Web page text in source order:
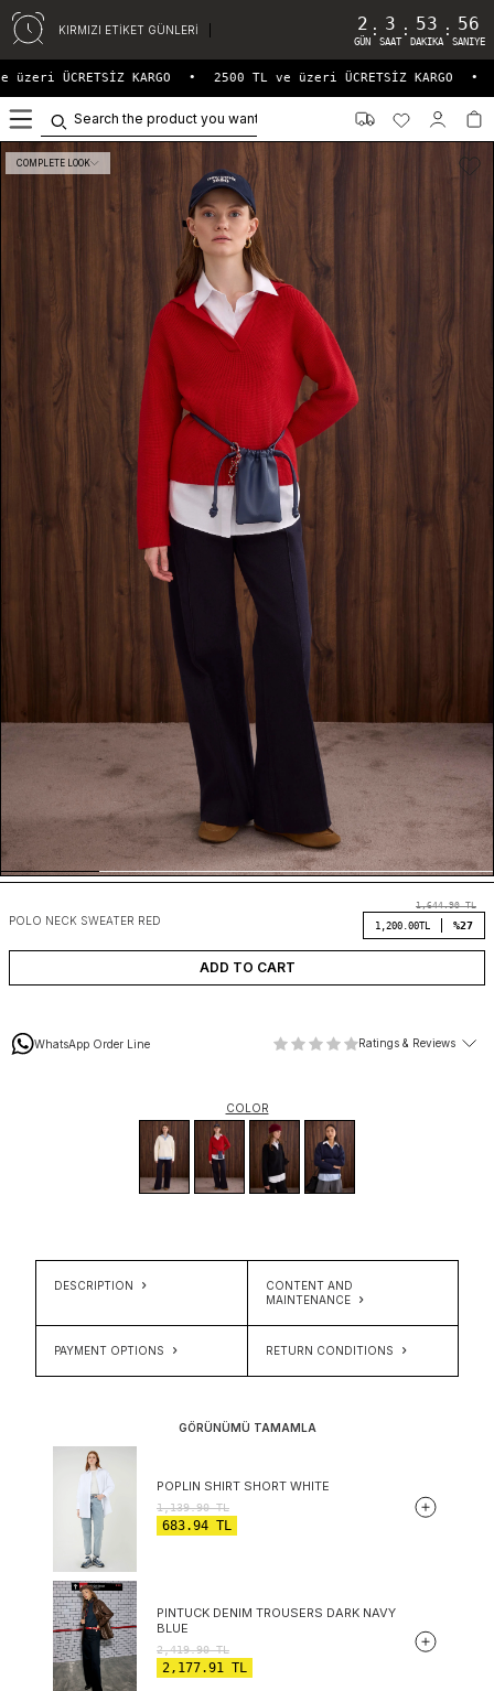
KIRMIZI ETİKET GÜNLERİ 2
GÜN
: 3
SAAT
: 53
DAKIKA
: 55
SANIYE
ÜCRETSİZ KARGO 2500 TL ve üzeri ÜCRETSİZ KARGO
COMPLETE LOOK
POLO NECK SWEATER RED
1,644.90TL
1,200.00TL %27
ADD TO CART
WhatsApp Order Line Ratings & Reviews
COLOR
DESCRIPTION
CONTENT AND
MAINTENANCE
PAYMENT OPTIONS RETURN CONDITIONS
GÖRÜNÜMÜ TAMAMLA
POPLIN SHIRT SHORT WHITE
1,139.90TL
683.94 TL
PINTUCK DENIM TROUSERS DARK NAVY
BLUE
2,419.90TL
2,177.91 TL